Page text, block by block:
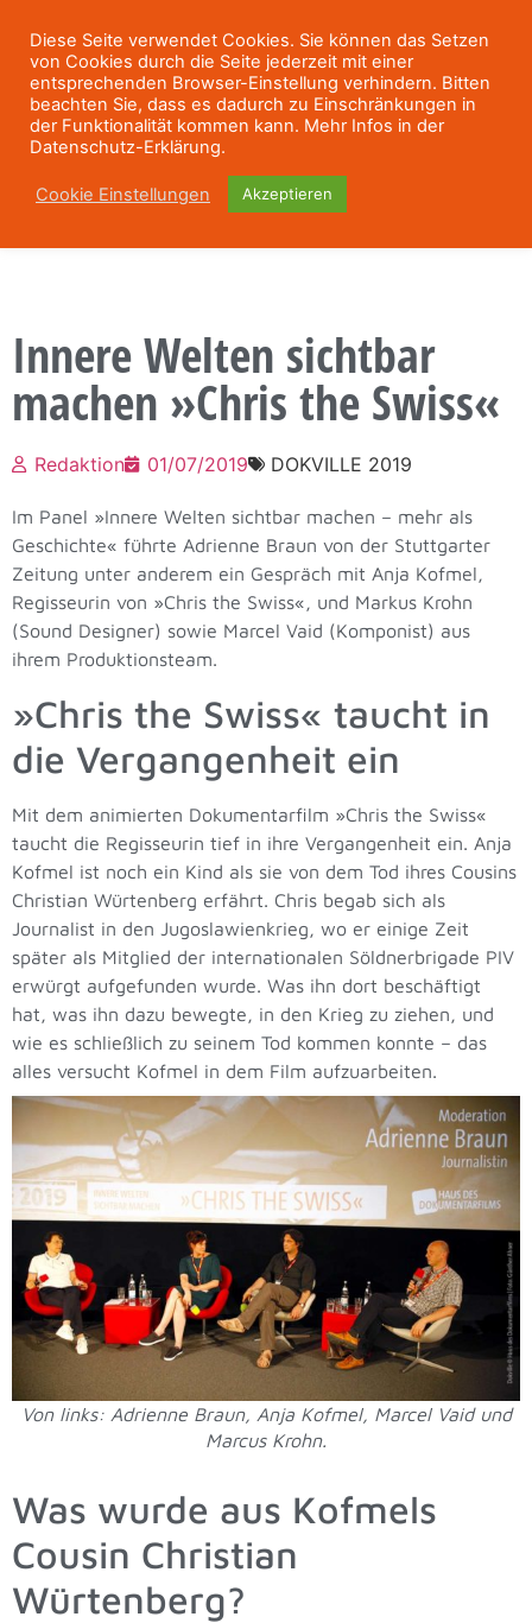
Innere Welten sichtbar
machen »Chris the Swiss«
Redaktion 01/07/2019 DOKVILLE 2019
Im Panel »Innere Welten sichtbar machen – mehr als
Geschichte« führte Adrienne Braun von der Stuttgarter
Zeitung unter anderem ein Gespräch mit Anja Kofmel,
Regisseurin von »Chris the Swiss«, und Markus Krohn
(Sound Designer) sowie Marcel Vaid (Komponist) aus
ihrem Produktionsteam.
»Chris the Swiss« taucht in
die Vergangenheit ein
Mit dem animierten Dokumentarfilm »Chris the Swiss«
taucht die Regisseurin tief in ihre Vergangenheit ein. Anja
Kofmel ist noch ein Kind als sie von dem Tod ihres Cousins
Christian Würtenberg erfährt. Chris begab sich als
Journalist in den Jugoslawienkrieg, wo er einige Zeit
später als Mitglied der internationalen Söldnerbrigade PIV
erwürgt aufgefunden wurde. Was ihn dort beschäftigt
hat, was ihn dazu bewegte, in den Krieg zu ziehen, und
wie es schließlich zu seinem Tod kommen konnte – das
alles versucht Kofmel in dem Film aufzuarbeiten.
Von links: Adrienne Braun, Anja Kofmel, Marcel Vaid und
Marcus Krohn.
Was wurde aus Kofmels
Cousin Christian
Würtenberg?
Diese Seite verwendet Cookies. Sie können das Setzen
von Cookies durch die Seite jederzeit mit einer
entsprechenden Browser-Einstellung verhindern. Bitten
beachten Sie, dass es dadurch zu Einschränkungen in
der Funktionalität kommen kann. Mehr Infos in der
Datenschutz-Erklärung.
Cookie Einstellungen Akzeptieren